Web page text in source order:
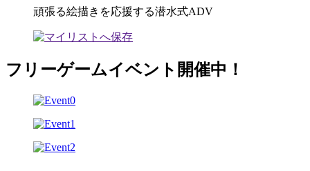
頑張る絵描きを応援する潜水式ADV
フリーゲームイベント開催中！